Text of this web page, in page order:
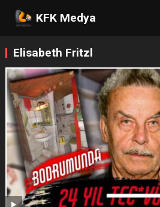
KFK Medya
Elisabeth Fritzl